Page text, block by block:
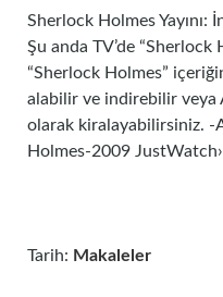
Sherlock Holmes
Şu anda TV’de “Sherlock
“Sherlock Holmes”
alabilir ve indirebilir veya
olarak kiralayabilirsiniz.
Holmes-2009
Tarih: Makaleler